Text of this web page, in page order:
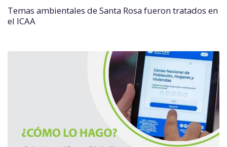
Temas ambientales de Santa Rosa fueron tratados en
el ICAA